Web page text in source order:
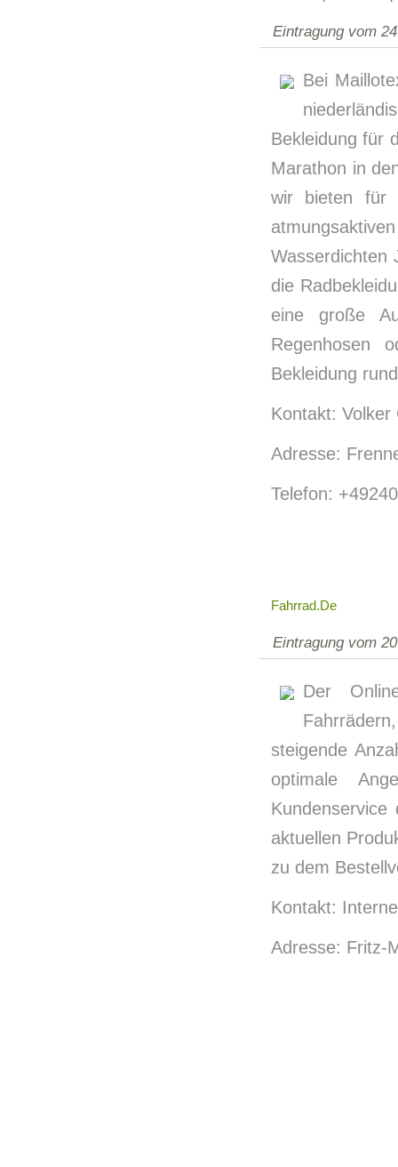
Eintragung vom
Bei
Bekleidung für
Marathon in
wir bieten für
Wasserdichten
die
eine große
Regenhosen
Bekleidung
Kontakt:
Adresse:
Telefon:
Fahrrad.de
Eintragung vom
Der
steigende
optimale
aktuellen
zu dem
Kontakt:
Adresse: Fritz-